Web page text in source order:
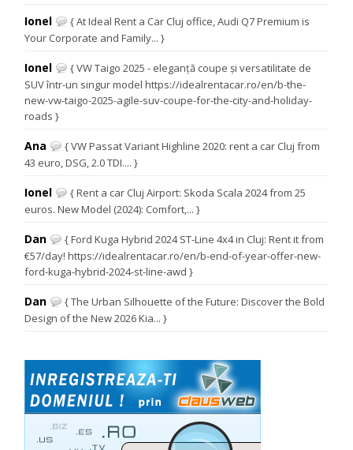
Ionel
{ At Ideal Rent a Car Cluj office, Audi Q7 Premium is
Your Corporate and Family... }
Ionel
{ VW Taigo 2025 - eleganță coupe și versatilitate de
SUV într-un singur model https://idealrentacar.ro/en/b-the-
new-vw-taigo-2025-agile-suv-coupe-for-the-city-and-holiday-
roads }
Ana
{ VW Passat Variant Highline 2020: rent a car Cluj from
43 euro, DSG, 2.0 TDI.... }
Ionel
{ Rent a car Cluj Airport: Skoda Scala 2024 from 25
euros. New Model (2024): Comfort,... }
Dan
{ Ford Kuga Hybrid 2024 ST-Line 4x4 in Cluj: Rent it from
€57/day! https://idealrentacar.ro/en/b-end-of-year-offer-new-
ford-kuga-hybrid-2024-st-line-awd }
Dan
{ The Urban Silhouette of the Future: Discover the Bold
Design of the New 2026 Kia... }